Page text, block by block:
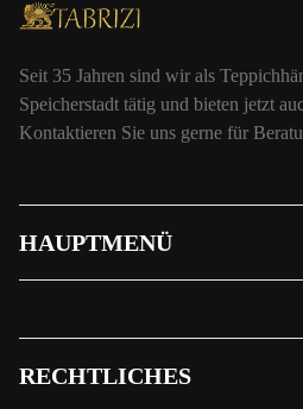
Seit 35 Jahren sind wir als
Speicherstadt tätig und bieten jetzt
Kontaktieren Sie uns gerne für
HAUPTMENÜ
RECHTLICHES